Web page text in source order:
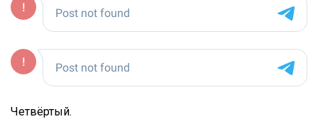
Четвёртый.